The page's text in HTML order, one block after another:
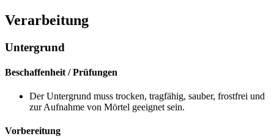
Verarbeitung
Untergrund
Beschaffenheit / Prüfungen
Der Untergrund muss trocken, tragfähig, sauber, frostfrei und
zur Aufnahme von Mörtel geeignet sein.
Vorbereitung